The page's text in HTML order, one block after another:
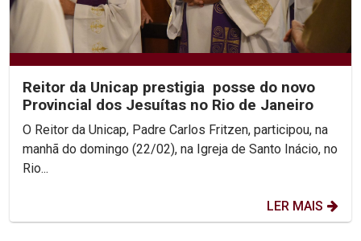
Reitor da Unicap prestigia posse do novo
Provincial dos Jesuítas no Rio de Janeiro
O Reitor da Unicap, Padre Carlos Fritzen, participou, na
manhã do domingo (22/02), na Igreja de Santo Inácio, no
Rio...
LER MAIS